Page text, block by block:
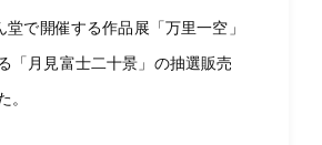
堂で開催する作品展「万里一空」
「月見富士二十景」の抽選販売
。